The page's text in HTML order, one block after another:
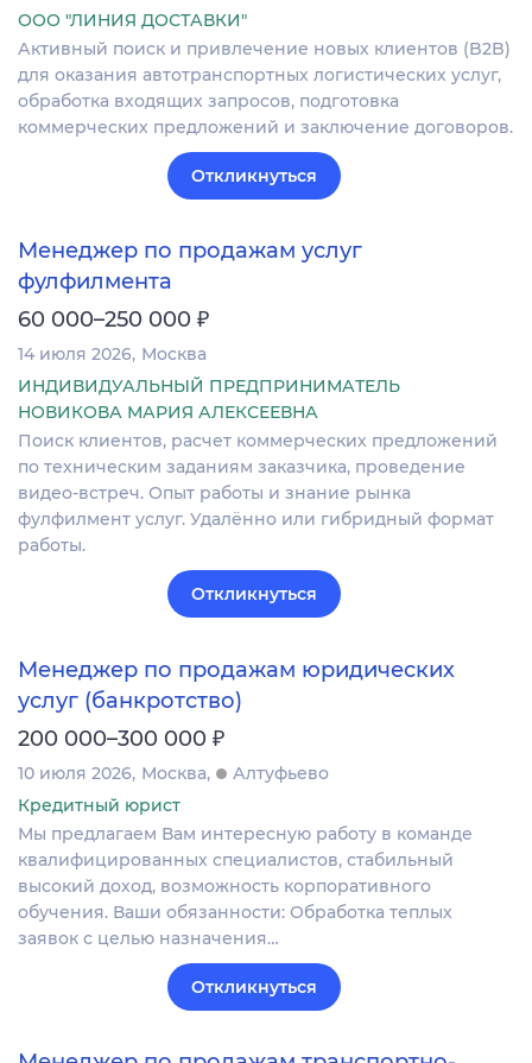
ООО "ЛИНИЯ ДОСТАВКИ"
Активный поиск и привлечение новых клиентов (B2B)
для оказания автотранспортных логистических услуг,
обработка входящих запросов, подготовка
коммерческих предложений и заключение договоров.
Откликнуться
Менеджер по продажам услуг
фулфилмента
60 000–250 000 ₽
14 июля 2026 Москва
ИНДИВИДУАЛЬНЫЙ ПРЕДПРИНИМАТЕЛЬ
НОВИКОВА МАРИЯ АЛЕКСЕЕВНА
Поиск клиентов, расчет коммерческих предложений
по техническим заданиям заказчика, проведение
видео-встреч. Опыт работы и знание рынка
фулфилмент услуг. Удалённо или гибридный формат
работы.
Откликнуться
Менеджер по продажам юридических
услуг (банкротство)
200 000–300 000 ₽
10 июля 2026 Москва
Алтуфьево
Кредитный юрист
Мы предлагаем Вам интересную работу в команде
квалифицированных специалистов, стабильный
высокий доход, возможность корпоративного
обучения. Ваши обязанности: Обработка теплых
заявок с целью назначения…
Откликнуться